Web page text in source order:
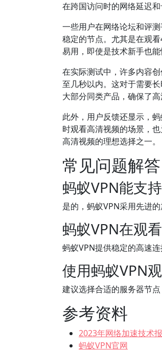
在跨国访问时的网络延迟和
一些用户在网络论坛和评
稳定的节点。尤其是在观
易用，即使是技术新手也
在实际测试中，许多内容
至几秒以内。这对于需要
大部分同类产品，确保了
此外，用户反馈还显示，
时观看高清视频的场景，
高清视频的理想选择之一。
常见问题解答
蚂蚁VPN能支
是的，蚂蚁VPN采用先进
蚂蚁VPN在观
蚂蚁VPN提供稳定的高速
使用蚂蚁VPN
建议选择合适的服务器节
参考资料
2023年网络加速技术
蚂蚁VPN官网